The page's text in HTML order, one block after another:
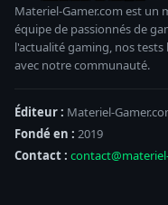
Materiel-Gamer.com est un
équipe de passionnés de
l'actualité gaming, nos
avec notre communauté.
Éditeur : Materiel-
Fondé en : 2019
Contact :